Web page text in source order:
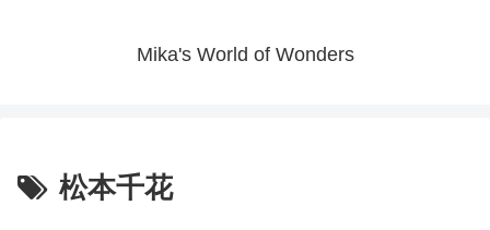
Mika's World of Wonders
松本千花